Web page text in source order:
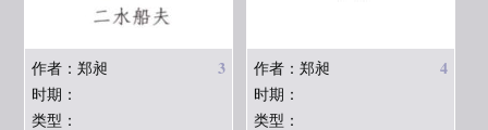
3
作者：郑昶
时期：
类型：
4
作者：郑昶
时期：
类型：